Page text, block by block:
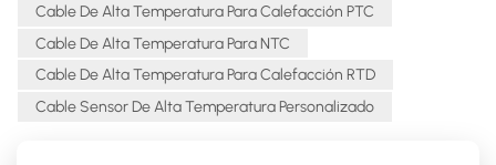
Cable De Alta Temperatura Para Calefacción PTC
Cable De Alta Temperatura Para NTC
Cable De Alta Temperatura Para Calefacción RTD
Cable Sensor De Alta Temperatura Personalizado